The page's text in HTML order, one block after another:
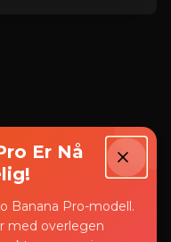
om AI
Er Nå
Banana Pro-modell.
med overlegen